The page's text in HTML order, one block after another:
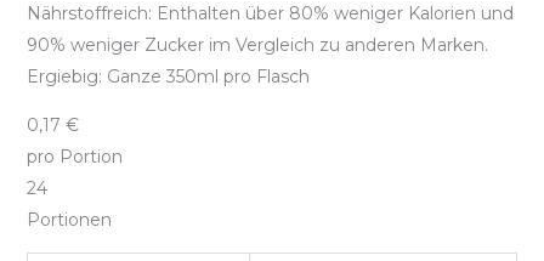
Nährstoffreich: Enthalten über 80% weniger Kalorien und
90% weniger Zucker im Vergleich zu anderen Marken.
Ergiebig: Ganze 350ml pro Flasch
0,17 €
pro Portion
24
Portionen